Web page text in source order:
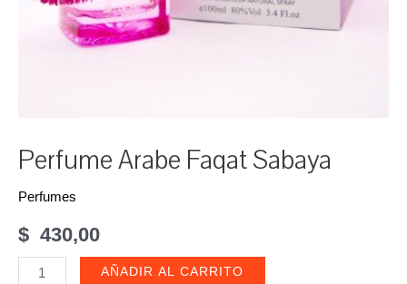
Perfume Arabe Faqat Sabaya
Perfumes
$ 430,00
Perfume
AÑADIR AL CARRITO